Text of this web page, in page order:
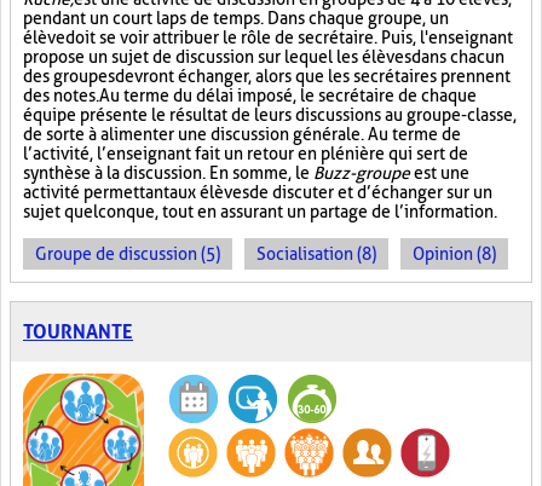
pendant un court laps de temps. Dans chaque groupe, un
élève doit se voir attribuer le rôle de secrétaire. Puis, l'enseignant
propose un sujet de discussion sur lequel les élèves dans chacun
des groupes devront échanger, alors que les secrétaires prennent
des notes. Au terme du délai imposé, le secrétaire de chaque
équipe présente le résultat de leurs discussions au groupe-classe,
de sorte à alimenter une discussion générale. Au terme de
l’activité, l’enseignant fait un retour en plénière qui sert de
synthèse à la discussion. En somme, le Buzz-groupeest une
activité permettant aux élèves de discuter et d’échanger sur un
sujet quelconque, tout en assurant un partage de l’information.
Groupe de discussion (5) Socialisation (8) Opinion (8)
TOURNANTE